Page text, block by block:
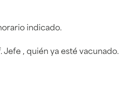
indicado.
Jefe , quién ya esté vacunado.